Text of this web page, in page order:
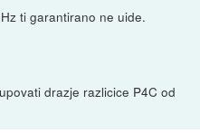
ti garantirano ne uide.
drazje razlicice P4C od